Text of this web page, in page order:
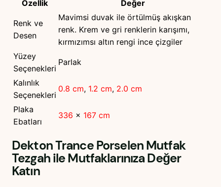
Özellik Değer
Renk ve
Desen
Mavimsi duvak ile örtülmüş akışkan
renk. Krem ve gri renklerin karışımı,
kırmızımsı altın rengi ince çizgiler
Yüzey
Seçenekleri
Parlak
Kalınlık
Seçenekleri
0.8 cm, 1.2 cm, 2.0 cm
Plaka
Ebatları
336 x 167 cm
Dekton Trance Porselen Mutfak
Tezgahile Mutfaklarınıza Değer
Katın